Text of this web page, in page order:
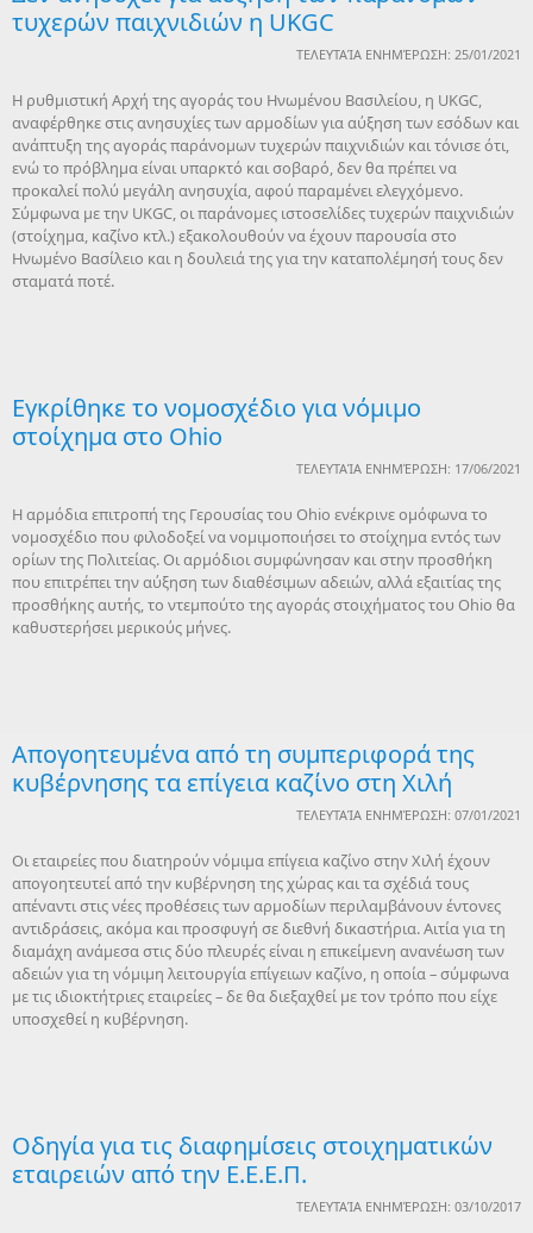
τυχερών παιχνιδιών η UKGC
ΤΕΛΕΥΤΑΊΑ ΕΝΗΜΈΡΩΣΗ: 25/01/2021
Η ρυθμιστική Αρχή της αγοράς του Ηνωμένου Βασιλείου, η UKGC,
αναφέρθηκε στις ανησυχίες των αρμοδίων για αύξηση των εσόδων και
ανάπτυξη της αγοράς παράνομων τυχερών παιχνιδιών και τόνισε ότι,
ενώ το πρόβλημα είναι υπαρκτό και σοβαρό, δεν θα πρέπει να
προκαλεί πολύ μεγάλη ανησυχία, αφού παραμένει ελεγχόμενο.
Σύμφωνα με την UKGC, οι παράνομες ιστοσελίδες τυχερών παιχνιδιών
(στοίχημα, καζίνο κτλ.) εξακολουθούν να έχουν παρουσία στο
Ηνωμένο Βασίλειο και η δουλειά της για την καταπολέμησή τους δεν
σταματά ποτέ.
Εγκρίθηκε το νομοσχέδιο για νόμιμο
στοίχημα στο Ohio
ΤΕΛΕΥΤΑΊΑ ΕΝΗΜΈΡΩΣΗ: 17/06/2021
Η αρμόδια επιτροπή της Γερουσίας του Ohio ενέκρινε ομόφωνα το
νομοσχέδιο που φιλοδοξεί να νομιμοποιήσει το στοίχημα εντός των
ορίων της Πολιτείας. Οι αρμόδιοι συμφώνησαν και στην προσθήκη
που επιτρέπει την αύξηση των διαθέσιμων αδειών, αλλά εξαιτίας της
προσθήκης αυτής, το ντεμπούτο της αγοράς στοιχήματος του Ohio θα
καθυστερήσει μερικούς μήνες.
Απογοητευμένα από τη συμπεριφορά της
κυβέρνησης τα επίγεια καζίνο στη Χιλή
ΤΕΛΕΥΤΑΊΑ ΕΝΗΜΈΡΩΣΗ: 07/01/2021
Οι εταιρείες που διατηρούν νόμιμα επίγεια καζίνο στην Χιλή έχουν
απογοητευτεί από την κυβέρνηση της χώρας και τα σχέδιά τους
απέναντι στις νέες προθέσεις των αρμοδίων περιλαμβάνουν έντονες
αντιδράσεις, ακόμα και προσφυγή σε διεθνή δικαστήρια. Αιτία για τη
διαμάχη ανάμεσα στις δύο πλευρές είναι η επικείμενη ανανέωση των
αδειών για τη νόμιμη λειτουργία επίγειων καζίνο, η οποία – σύμφωνα
με τις ιδιοκτήτριες εταιρείες – δε θα διεξαχθεί με τον τρόπο που είχε
υποσχεθεί η κυβέρνηση.
Οδηγία για τις διαφημίσεις στοιχηματικών
εταιρειών από την Ε.Ε.Ε.Π.
ΤΕΛΕΥΤΑΊΑ ΕΝΗΜΈΡΩΣΗ: 03/10/2017